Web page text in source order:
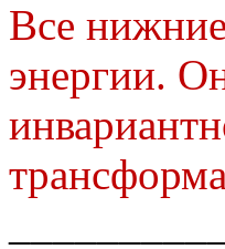
Все
энергии.